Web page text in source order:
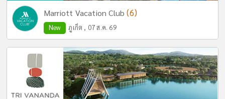
Marriott Vacation Club(6)
New ภูเก็ต , 07 ส.ค. 69